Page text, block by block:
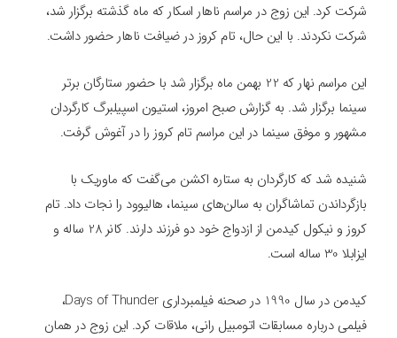
شرکت کرد. این زوج در مراسم ناهار اسکار که ماه گذشته برگزار شد،
شرکت نکردند. با این حال، تام کروز در ضیافت ناهار حضور داشت.
این مراسم نهار که 22 بهمن ماه برگزار شد با حضور ستارگان برتر
سینما برگزار شد. به گزارش صبح امروز، استیون اسپیلبرگ کارگردان
مشهور و موفق سینما در این مراسم تام کروز را در آغوش گرفت.
شنیده شد که کارگردان به ستاره اکشن می‌گفت که ماوریک با
بازگرداندن تماشاگران به سالن‌های سینما، هالیوود را نجات داد. تام
کروز و نیکول کیدمن از ازدواج خود دو فرزند دارند. کانر 28 ساله و
ایزابلا 30 ساله است.
کیدمن در سال 1990 در صحنه فیلمبرداری Days of Thunder،
فیلمی درباره مسابقات اتومبیل رانی، ملاقات کرد. این زوج در همان